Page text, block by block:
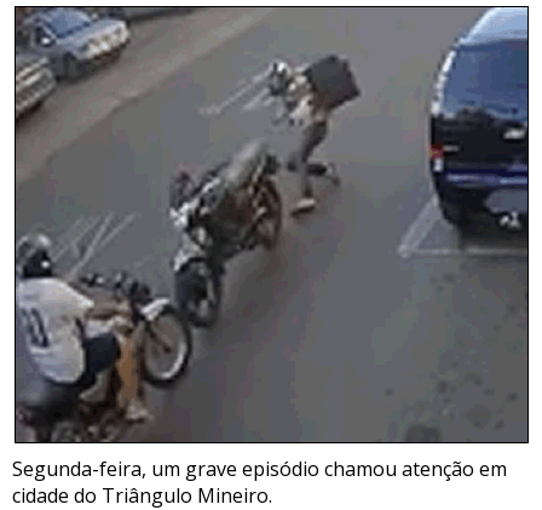
Segunda-feira, um grave episódio chamou atenção em
cidade do Triângulo Mineiro.